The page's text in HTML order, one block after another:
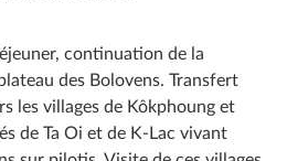
continuation de la
des Bolovens. Transfert
les villages de Kôkphoung et
de Ta Oi et de K-Lac vivant